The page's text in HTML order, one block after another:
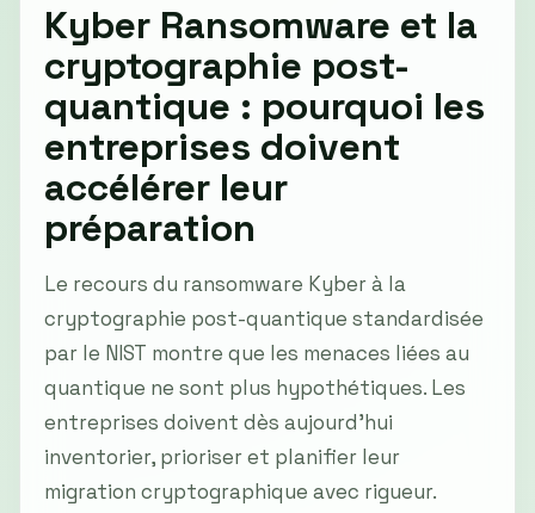
Kyber Ransomware et la
cryptographie post-
quantique : pourquoi les
entreprises doivent
accélérer leur
préparation
Le recours du ransomware Kyber à la
cryptographie post-quantique standardisée
par le NIST montre que les menaces liées au
quantique ne sont plus hypothétiques. Les
entreprises doivent dès aujourd'hui
inventorier, prioriser et planifier leur
migration cryptographique avec rigueur.